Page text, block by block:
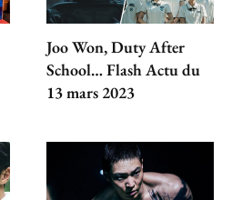
Joo Won, Duty After
School… Flash Actu du
13 mars 2023